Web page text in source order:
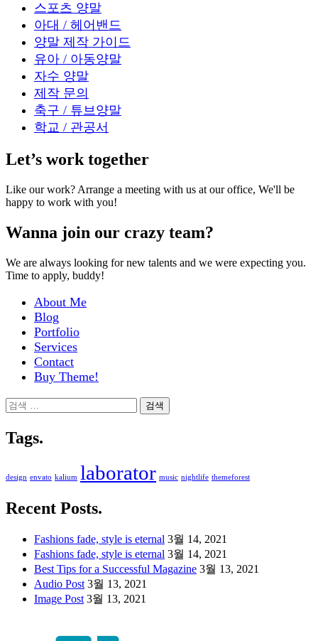
스포츠 양말
아대 / 헤어밴드
양말 제작 가이드
유아 / 아동양말
자수 양말
제작 문의
축구 / 튜브양말
학교 / 관공서
Let’s work together
Like our work? Arrange a meeting with us at our office, We'll be
happy to work with you!
Wanna join our crazy team?
We are always looking for new talents and we were expecting you.
Time to apply, buddy!
About Me
Blog
Portfolio
Services
Contact
Buy Theme!
검
Tags.
design envato kalium laborator music nightlife themeforest
Recent Posts.
Fashions fade, style is eternal 3월 14, 2021
Fashions fade, style is eternal 3월 14, 2021
Best Tips for a Successful Magazine 3월 13, 2021
Audio Post 3월 13, 2021
Image Post 3월 13, 2021